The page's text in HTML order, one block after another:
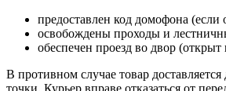
предоставлен код домофона (если
освобождены проходы и
обеспечен проезд во двор
В противном случае товар
точки. Курьер вправе отказаться от